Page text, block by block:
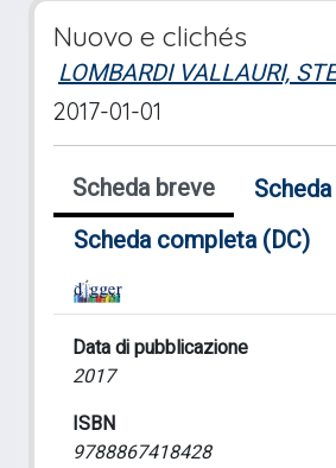
Nuovo e clichés
LOMBARDI VALLAURI,
2017-01-01
Scheda breve
Scheda completa (DC)
Data di pubblicazione
2017
ISBN
9788867418428